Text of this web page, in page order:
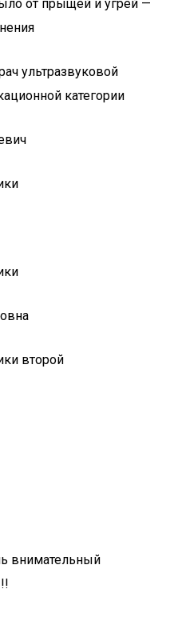
от прыщей и угрей —
ультразвуковой
категории
второй
внимательный